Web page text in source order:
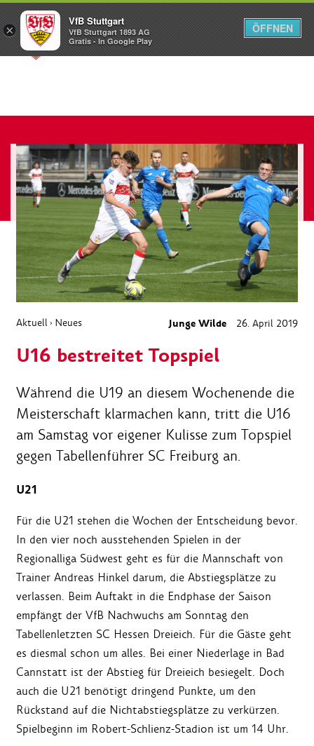
Menü
Aktuell › Neues Junge Wilde 26. April 2019
U16 bestreitet Topspiel
Während die U19 an diesem Wochenende die
Meisterschaft klarmachen kann, tritt die U16
am Samstag vor eigener Kulisse zum Topspiel
gegen Tabellenführer SC Freiburg an.
U21
Für die U21 stehen die Wochen der Entscheidung bevor.
In den vier noch ausstehenden Spielen in der
Regionalliga Südwest geht es für die Mannschaft von
Trainer Andreas Hinkel darum, die Abstiegsplätze zu
verlassen. Beim Auftakt in die Endphase der Saison
empfängt der VfB Nachwuchs am Sonntag den
Tabellenletzten SC Hessen Dreieich. Für die Gäste geht
es diesmal schon um alles. Bei einer Niederlage in Bad
Cannstatt ist der Abstieg für Dreieich besiegelt. Doch
auch die U21 benötigt dringend Punkte, um den
Rückstand auf die Nichtabstiegsplätze zu verkürzen.
Spielbeginn im Robert-Schlienz-Stadion ist um 14 Uhr.
×
VfB Stuttgart
VfB Stuttgart 1893 AG
Gratis - In Google Play
ÖFFNEN